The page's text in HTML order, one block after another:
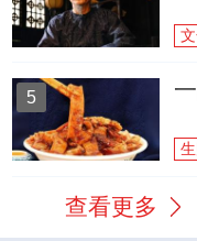
5
查看更多